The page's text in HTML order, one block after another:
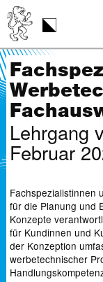
Tag
Lehrgang
Februar
Fachspezialistinnen
für die Planung und
Konzepte
für Kundinnen und
der Konzeption
werbetechnischer